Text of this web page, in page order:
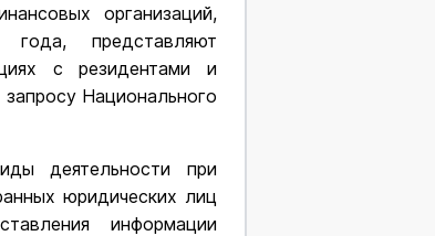
организаций,
представляют
с резидентами и
Национального
деятельности при
юридических лиц
информации